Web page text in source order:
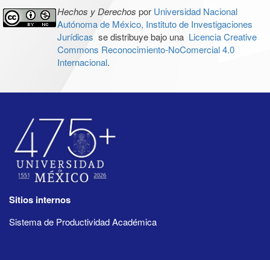
Hechos y Derechos por Universidad Nacional
Autónoma de México, Instituto de Investigaciones
Jurídicas se distribuye bajo una Licencia Creative
Commons Reconocimiento-NoComercial 4.0
Internacional.
Sitios internos
Sistema de Productividad Académica